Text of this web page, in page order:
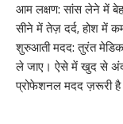
आम लक्षण: सांस लेने में
सीने में तेज़ दर्द, होश में
शुरुआती मदद: तुरंत
ले जाए। ऐसे में खुद से
प्रोफेशनल मदद ज़रूरी